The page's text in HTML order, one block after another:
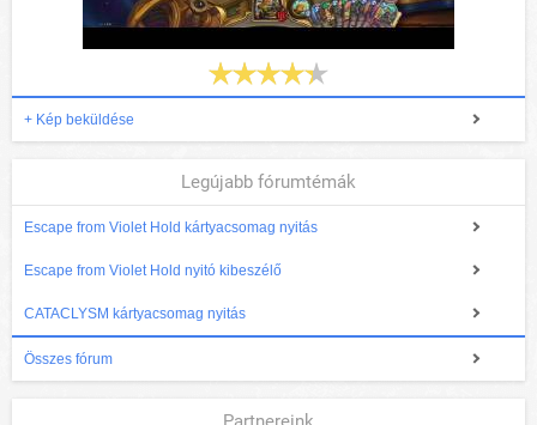
+ Kép beküldése
Legújabb fórumtémák
Escape from Violet Hold kártyacsomag nyitás
Escape from Violet Hold nyitó kibeszélő
CATACLYSM kártyacsomag nyitás
Összes fórum